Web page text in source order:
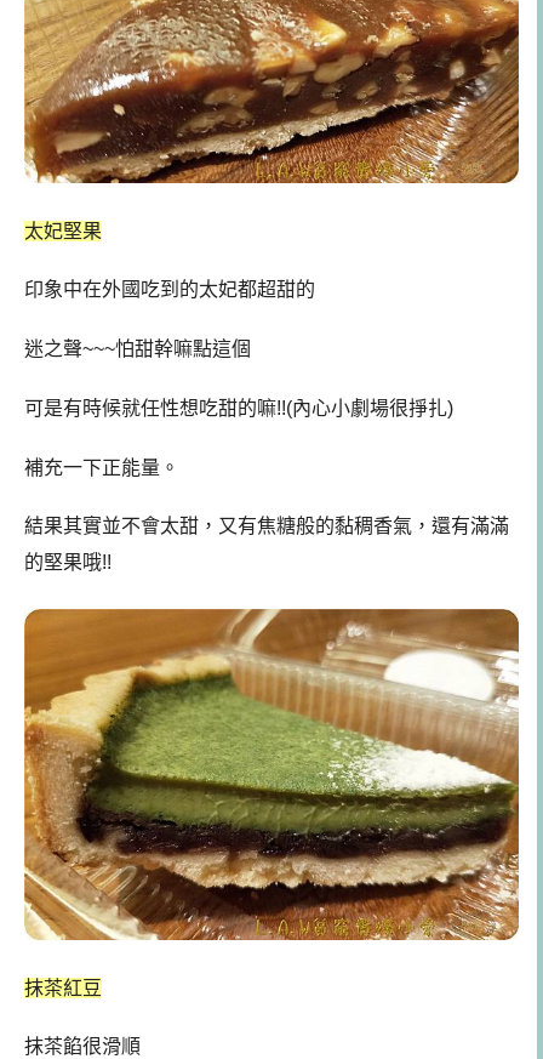
太妃堅果
印象中在外國吃到的太妃都超甜的
迷之聲~~~怕甜幹嘛點這個
可是有時候就任性想吃甜的嘛!!(內心小劇場很掙扎)
補充一下正能量。
結果其實並不會太甜，又有焦糖般的黏稠香氣，還有滿滿
的堅果哦!!
抹茶紅豆
抹茶餡很滑順